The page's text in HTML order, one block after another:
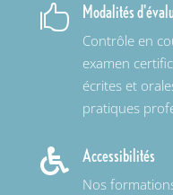
 Modalités
Contrôle en
examen
écrites et
pratiques
 Accessibilités
Nos